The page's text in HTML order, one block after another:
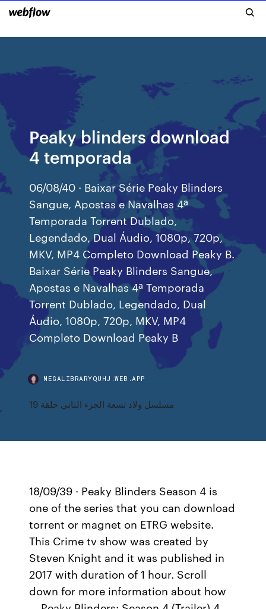
Peaky blinders download
4 temporada
06/08/40 · Baixar Série Peaky Blinders
Sangue, Apostas e Navalhas 4ª
Temporada Torrent Dublado,
Legendado, Dual Áudio, 1080p, 720p,
MKV, MP4 Completo Download Peaky B.
Baixar Série Peaky Blinders Sangue,
Apostas e Navalhas 4ª Temporada
Torrent Dublado, Legendado, Dual
Áudio, 1080p, 720p, MKV, MP4
Completo Download Peaky B
MEGALIBRARYQUHJ.WEB.APP
مسلسل ولاد تسعة الجزء الثاني حلقة 19
18/09/39 · Peaky Blinders Season 4 is
one of the series that you can download
torrent or magnet on ETRG website.
This Crime tv show was created by
Steven Knight and it was published in
2017 with duration of 1 hour. Scroll
down for more information about how